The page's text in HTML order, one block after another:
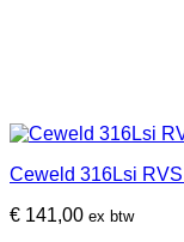
Ceweld 316Lsi
€ 141,00 ex btw